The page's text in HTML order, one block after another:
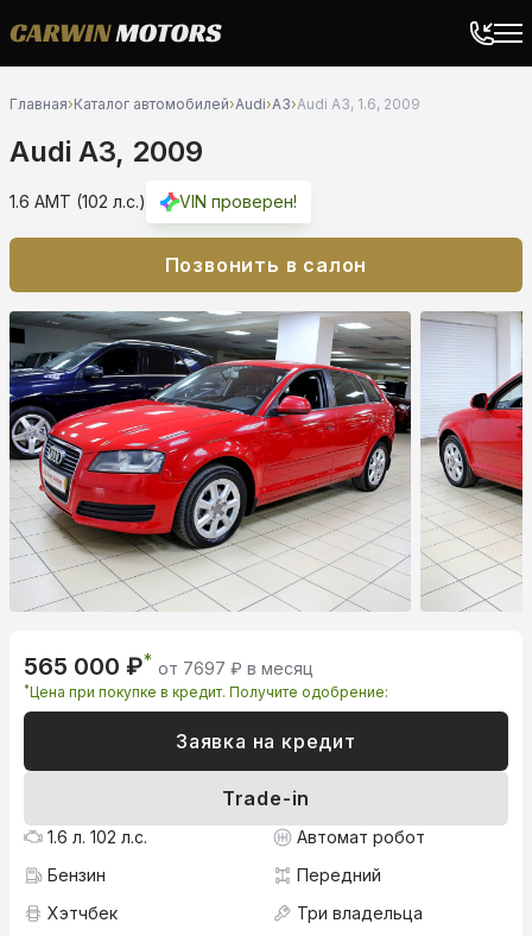
Главная›Каталог автомобилей›Audi›A3›Audi A3, 1.6, 2009
Audi A3, 2009
1.6 AMT (102 л.с.) VIN проверен!
Позвонить в салон
565 000 ₽* от 7697 ₽ в месяц
*Цена при покупке в кредит. Получите одобрение:
Заявка на кредит
Trade-in
1.6 л. 102 л.с.
Автомат робот
Бензин
Передний
Хэтчбек
Три владельца